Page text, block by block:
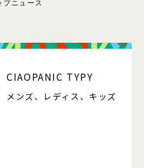
プニュース
CIAOPANIC TYPY
メンズ、レディス、キッズ